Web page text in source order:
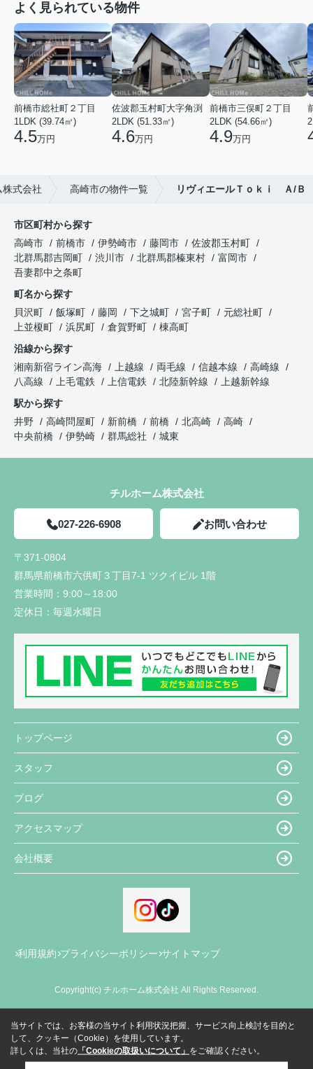
よく見られている物件
前橋市総社町２丁目
1LDK (39.74㎡)
4.5万円
佐波郡玉村町大字角渕
2LDK (51.33㎡)
4.6万円
前橋市三俣町２丁目
2LDK (54.66㎡)
4.9万円
式会社 高崎市の物件一覧 リヴィエールＴｏｋｉ Ａ/Ｂ
市区町村から探す
高崎市
前橋市 伊勢崎市 藤岡市
佐波郡玉村町
北群馬郡吉岡町
渋川市 北群馬郡榛東村
富岡市
吾妻郡中之条町
町名から探す
貝沢町
飯塚町 藤岡 下之城町 宮子町
元総社町
上並榎町
浜尻町 倉賀野町
棟高町
沿線から探す
湘南新宿ライン高海
上越線 両毛線 信越本線
高崎線
八高線
上毛電鉄 上信電鉄 北陸新幹線
上越新幹線
駅から探す
井野
高崎問屋町 新前橋 前橋 北高崎
高崎
中央前橋
伊勢崎 群馬総社 城東
チルホーム株式会社
027-226-6908 お問い合わせ
〒371-0804
群馬県前橋市六供町３丁目7-1 ツクイビル 1階
営業時間： 9:00～18:00
定休日： 毎週水曜日
トップページ
スタッフ
ブログ
アクセスマップ
会社概要
利用規約 プライバシーポリシー サイトマップ
Copyright(c) チルホーム株式会社 All Rights Reserved.
当サイトでは、お客様の当サイト利用状況把握、サービス向上検討を目的と
して、クッキー（Cookie）を使用しています。
詳しくは、当社の 「Cookieの取扱いについて」 をご確認ください。